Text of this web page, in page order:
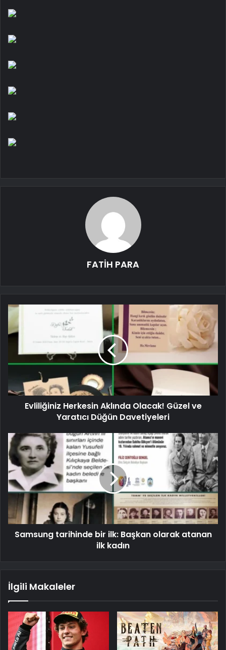
FATİH PARA
Evliliğiniz Herkesin Aklında Olacak! Güzel ve
Yaratıcı Düğün Davetiyeleri
Samsung tarihinde bir ilk: Başkan olarak atanan
ilk kadın
İlgili Makaleler